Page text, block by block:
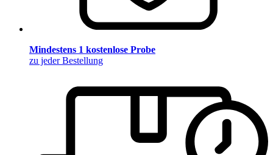
Mindestens 1 kostenlose Probe
zu jeder Bestellung